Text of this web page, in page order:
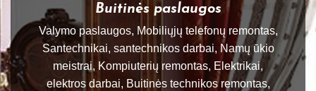
Buitinės paslaugos
Valymo paslaugos, Mobiliųjų telefonų remontas,
Santechnikai, santechnikos darbai, Namų ūkio
meistrai, Kompiuterių remontas, Elektrikai,
elektros darbai, Buitinės technikos remontas,